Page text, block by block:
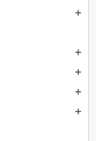
add
add
add
add
add